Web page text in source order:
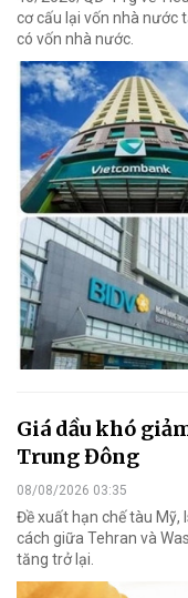
cơ cấu lại vốn nhà nước
có vốn nhà nước.
Giá dầu khó
Trung Đông
08/08/2026 03:35
Đề xuất hạn chế tàu Mỹ,
cách giữa Tehran và
tăng trở lại.